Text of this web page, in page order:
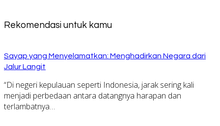
Rekomendasi untuk kamu
Sayap yang Menyelamatkan: Menghadirkan Negara dari
Jalur Langit
“Di negeri kepulauan seperti Indonesia, jarak sering kali
menjadi perbedaan antara datangnya harapan dan
terlambatnya…